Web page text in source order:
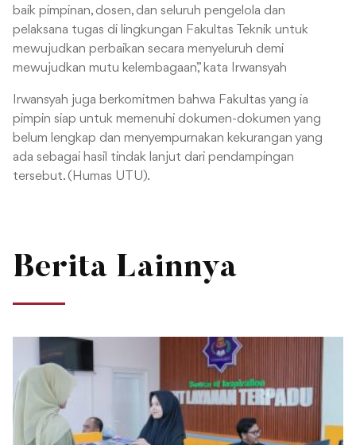
baik pimpinan, dosen, dan seluruh pengelola dan
pelaksana tugas di lingkungan Fakultas Teknik untuk
mewujudkan perbaikan secara menyeluruh demi
mewujudkan mutu kelembagaan,” kata Irwansyah
Irwansyah juga berkomitmen bahwa Fakultas yang ia
pimpin siap untuk memenuhi dokumen-dokumen yang
belum lengkap dan menyempurnakan kekurangan yang
ada sebagai hasil tindak lanjut dari pendampingan
tersebut. (Humas UTU).
Berita Lainnya